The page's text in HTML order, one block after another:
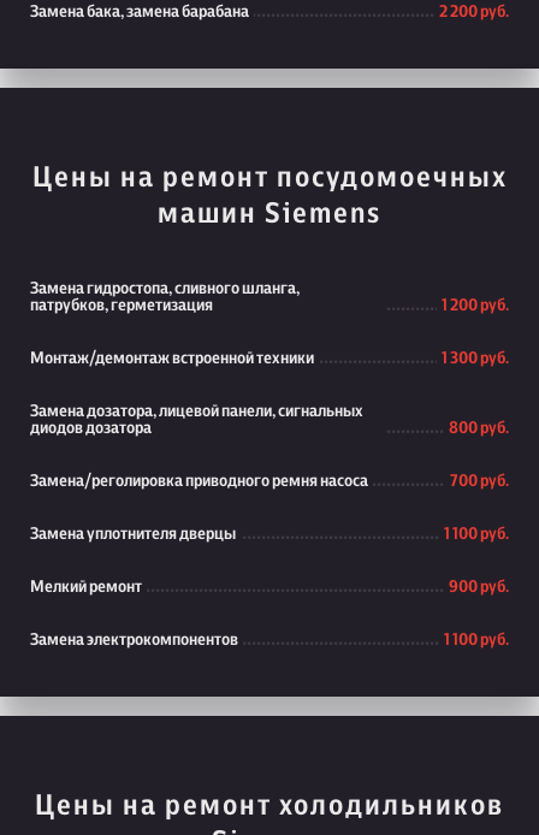
Замена бака, замена барабана 2 200 руб.
Цены на ремонт посудомоечных
машин Siemens
Замена гидростопа, сливного шланга,
патрубков, герметизация
1 200 руб.
Монтаж/демонтаж встроенной техники 1 300 руб.
Замена дозатора, лицевой панели, сигнальных
диодов дозатора
800 руб.
Замена/реголировка приводного ремня насоса 700 руб.
Замена уплотнителя дверцы 1 100 руб.
Мелкий ремонт 900 руб.
Замена электрокомпонентов 1 100 руб.
Цены на ремонт холодильников